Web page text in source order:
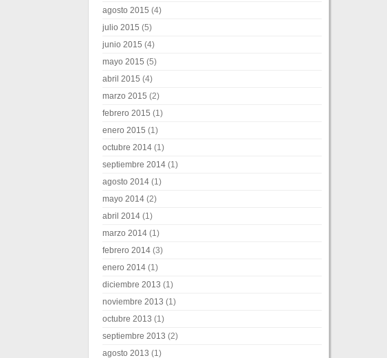
agosto 2015 (4)
julio 2015 (5)
junio 2015 (4)
mayo 2015 (5)
abril 2015 (4)
marzo 2015 (2)
febrero 2015 (1)
enero 2015 (1)
octubre 2014 (1)
septiembre 2014 (1)
agosto 2014 (1)
mayo 2014 (2)
abril 2014 (1)
marzo 2014 (1)
febrero 2014 (3)
enero 2014 (1)
diciembre 2013 (1)
noviembre 2013 (1)
octubre 2013 (1)
septiembre 2013 (2)
agosto 2013 (1)